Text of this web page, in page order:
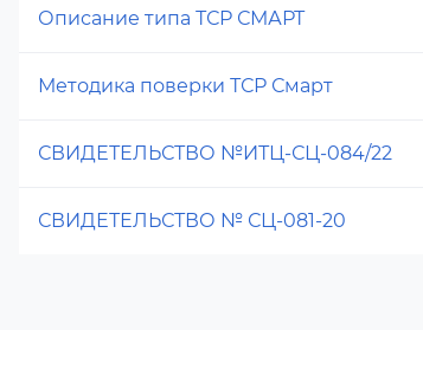
Описание типа ТСР СМАРТ
Методика поверки ТСР Смарт
СВИДЕТЕЛЬСТВО №ИТЦ-СЦ-084/22
СВИДЕТЕЛЬСТВО № СЦ-081-20